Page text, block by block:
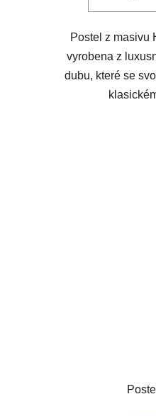
Postel z masivu
vyrobena z
dubu, které se